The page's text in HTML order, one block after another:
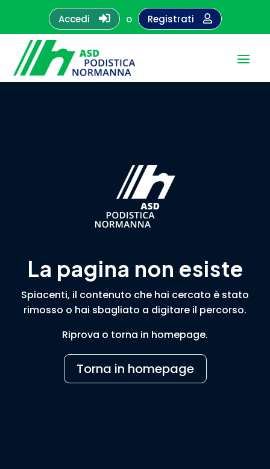
Accedi  o Registrati 
La pagina non esiste
Spiacenti, il contenuto che hai cercato è stato
rimosso o hai sbagliato a digitare il percorso.
Riprova o torna in homepage.
Torna in homepage